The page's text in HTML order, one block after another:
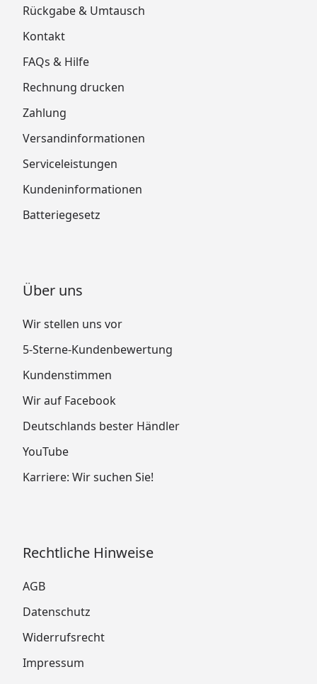
Rückgabe & Umtausch
Kontakt
FAQs & Hilfe
Rechnung drucken
Zahlung
Versandinformationen
Serviceleistungen
Kundeninformationen
Batteriegesetz
Über uns
Wir stellen uns vor
5-Sterne-Kundenbewertung
Kundenstimmen
Wir auf Facebook
Deutschlands bester Händler
YouTube
Karriere: Wir suchen Sie!
Rechtliche Hinweise
AGB
Datenschutz
Widerrufsrecht
Impressum